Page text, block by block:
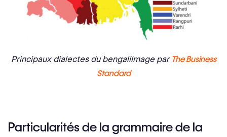
Principaux dialectes du bengaliImage par The Business
Standard
Particularités de la grammaire de la